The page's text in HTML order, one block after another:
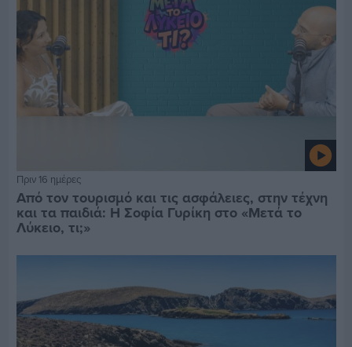
Πριν 16 ημέρες
Από τον τουρισμό και τις ασφάλειες, στην τέχνη
και τα παιδιά: Η Σοφία Γυρίκη στο «Μετά το
Λύκειο, τι;»